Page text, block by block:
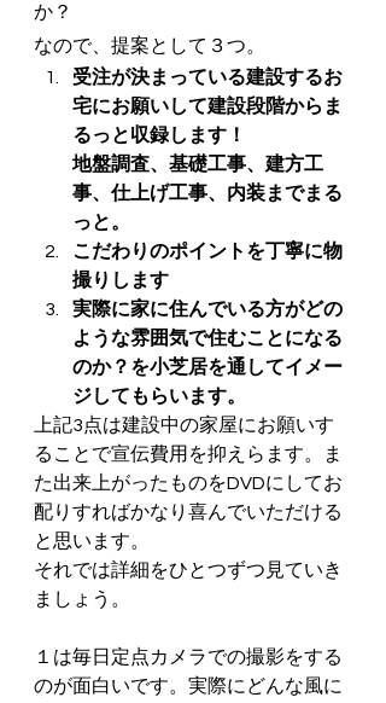
か？
なので、提案として３つ。
受注が決まっている建設するお
宅にお願いして建設段階からま
るっと収録します！
地盤調査、基礎工事、建方工
事、仕上げ工事、内装までまる
っと。
こだわりのポイントを丁寧に物
撮りします
実際に家に住んでいる方がどの
ような雰囲気で住むことになる
のか？を小芝居を通してイメー
ジしてもらいます。
上記3点は建設中の家屋にお願いす
ることで宣伝費用を抑えらます。ま
た出来上がったものをDVDにしてお
配りすればかなり喜んでいただける
と思います。
それでは詳細をひとつずつ見ていき
ましょう。
１は毎日定点カメラでの撮影をする
のが面白いです。実際にどんな風に